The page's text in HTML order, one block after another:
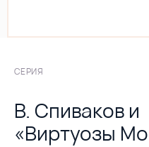
СЕРИЯ
В. Спиваков и
«Виртуозы